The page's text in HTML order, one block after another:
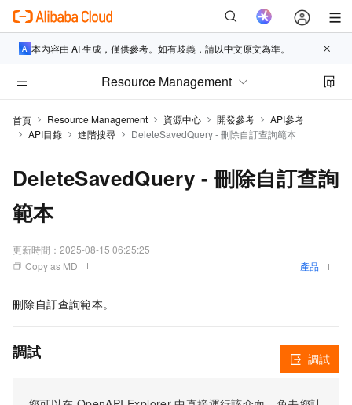
本內容由 AI 生成，僅供參考。如有歧義，請以中文原文為準。
Resource Management
首頁 Resource Management 資源中心 開發參考
API參考
API目錄
進階搜尋 DeleteSavedQuery - 刪除自訂查詢範本
DeleteSavedQuery - 刪除自訂查詢
範本
更新時間： 2025-08-15 06:25:25
Copy as MD
產品
刪除自訂查詢範本。
調試 調試